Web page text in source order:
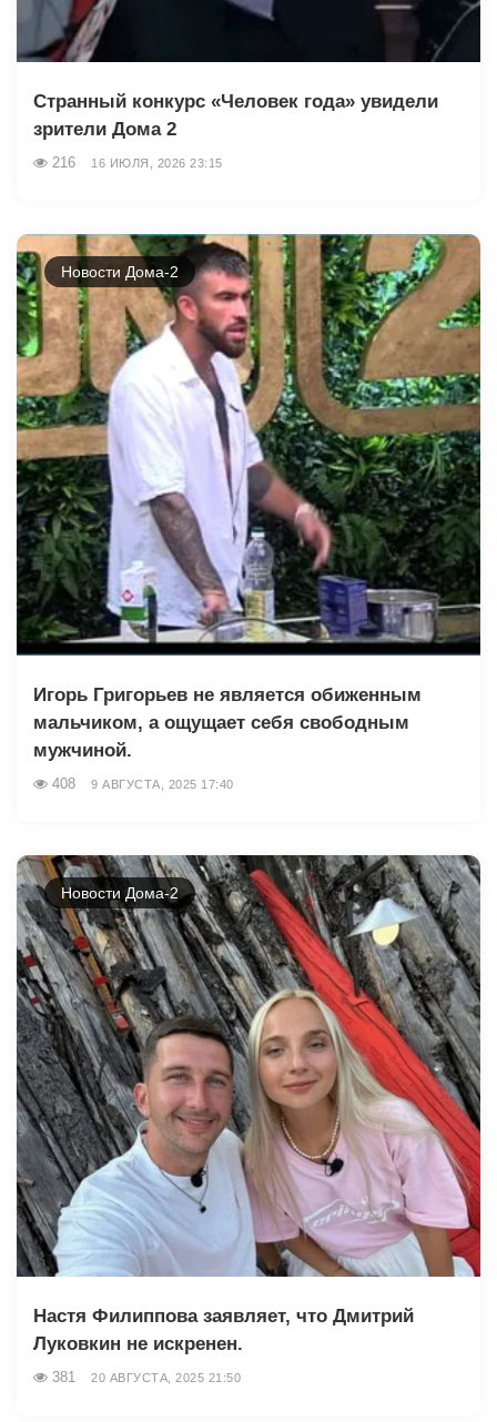
Странный конкурс «Человек года» увидели
зрители Дома 2
216 16 ИЮЛЯ, 2026 23:15
Новости Дома-2
Игорь Григорьев не является обиженным
мальчиком, а ощущает себя свободным
мужчиной.
408 9 АВГУСТА, 2025 17:40
Новости Дома-2
Настя Филиппова заявляет, что Дмитрий
Луковкин не искренен.
381 20 АВГУСТА, 2025 21:50